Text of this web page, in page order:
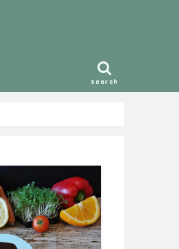
search